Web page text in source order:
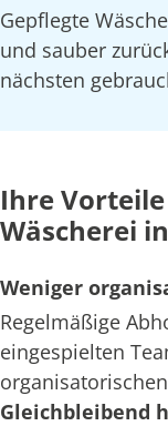
Gepflegte
und sauber
nächsten
Ihre
Wäscherei
Weniger
Regelmäßige
eingespielten
Gleichbleibend